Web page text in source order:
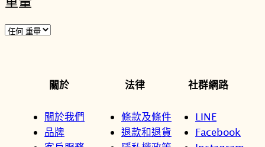
關於
關於我們
品牌
法律
條款及條件
退款和退貨
社群網路
LINE
Facebook